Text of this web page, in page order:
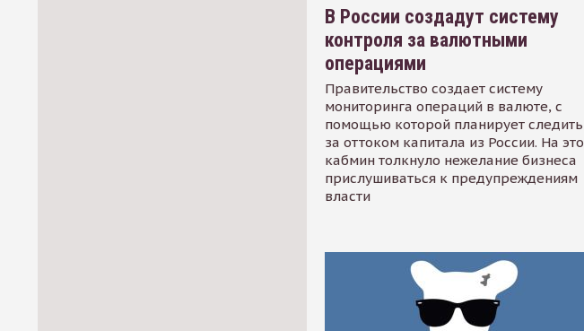
В России создадут систему
контроля за валютными
операциями
Правительство создает систему
мониторинга операций в валюте, с
помощью которой планирует следить
за оттоком капитала из России. На это
кабмин толкнуло нежелание бизнеса
прислушиваться к предупреждениям
власти